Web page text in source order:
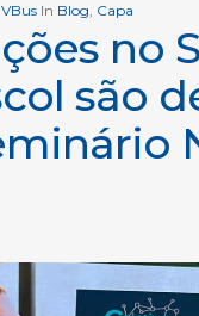
In Blog, Capa
no
são